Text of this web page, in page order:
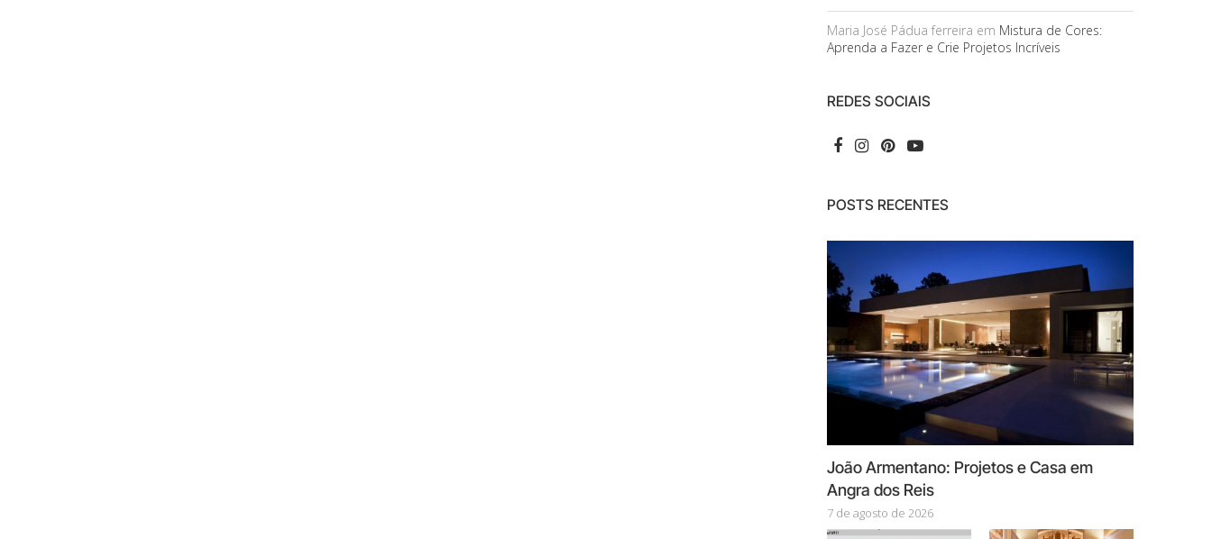
Maria José Pádua ferreira em Mistura de Cores:
Aprenda a Fazer e Crie Projetos Incríveis
REDES SOCIAIS
POSTS RECENTES
João Armentano: Projetos e Casa em
Angra dos Reis
7 de agosto de 2026